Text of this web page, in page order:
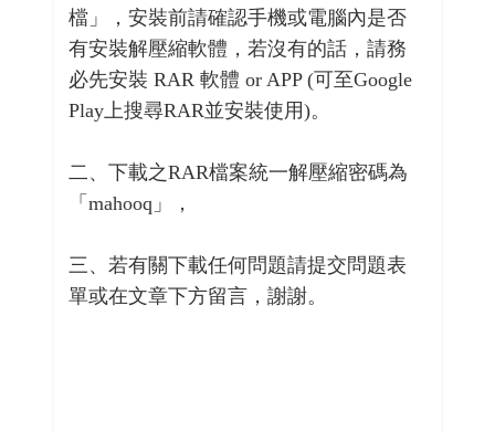
檔」，安裝前請確認手機或電腦內是否
有安裝解壓縮軟體，若沒有的話，請務
必先安裝 RAR 軟體 or APP (可至Google
Play上搜尋RAR並安裝使用)。
二、下載之RAR檔案統一解壓縮密碼為
「mahooq」，
三、若有關下載任何問題請提交問題表
單或在文章下方留言，謝謝。